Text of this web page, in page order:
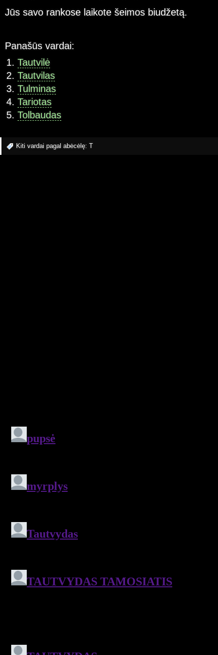
Jūs savo rankose laikote šeimos biudžetą.
Panašūs vardai:
Tautvilė
Tautvilas
Tulminas
Tariotas
Tolbaudas
Kiti vardai pagal abėcėlę: T